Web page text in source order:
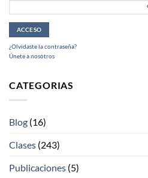
¿Olvidaste la contraseña?
Únete a nosotros
CATEGORIAS
Blog (16)
Clases (243)
Publicaciones (5)